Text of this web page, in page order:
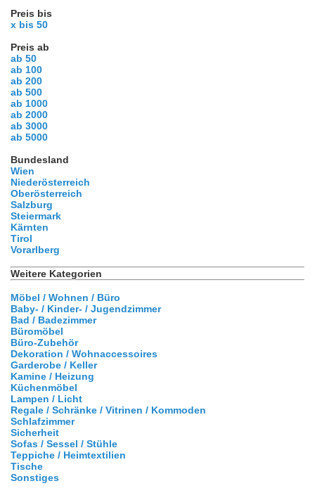
Preis bis
x bis 50
Preis ab
ab 50
ab 100
ab 200
ab 500
ab 1000
ab 2000
ab 3000
ab 5000
Bundesland
Wien
Niederösterreich
Oberösterreich
Salzburg
Steiermark
Kärnten
Tirol
Vorarlberg
Weitere Kategorien
Möbel / Wohnen / Büro
Baby- / Kinder- / Jugendzimmer
Bad / Badezimmer
Büromöbel
Büro-Zubehör
Dekoration / Wohnaccessoires
Garderobe / Keller
Kamine / Heizung
Küchenmöbel
Lampen / Licht
Regale / Schränke / Vitrinen / Kommoden
Schlafzimmer
Sicherheit
Sofas / Sessel / Stühle
Teppiche / Heimtextilien
Tische
Sonstiges